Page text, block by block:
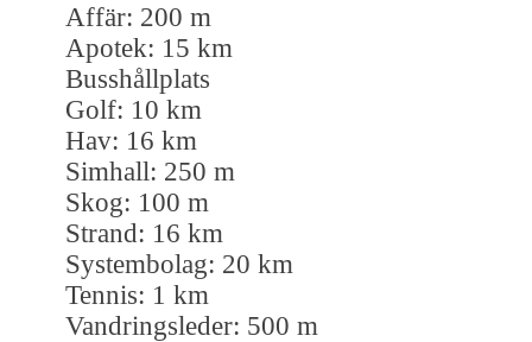
Affär: 200 m
Apotek: 15 km
Busshållplats
Golf: 10 km
Hav: 16 km
Simhall: 250 m
Skog: 100 m
Strand: 16 km
Systembolag: 20 km
Tennis: 1 km
Vandringsleder: 500 m